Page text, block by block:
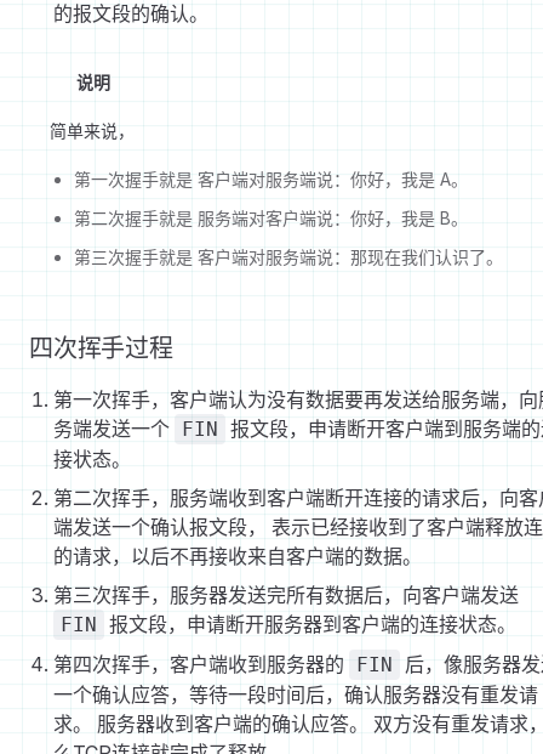
的报文段的确认。
说明
简单来说，
第一次握手就是 客户端对服务端说：你好，我是 A。
第二次握手就是 服务端对客户端说：你好，我是 B。
第三次握手就是 客户端对服务端说：那现在我们认识了。
四次挥手过程
第一次挥手，客户端认为没有数据要再发送给服务端，向
务端发送一个
FIN
报文段，申请断开客户端到服务端
接状态。
第二次挥手，服务端收到客户端断开连接的请求后，向客
端发送一个确认报文段， 表示已经接收到了客户端释放
的请求，以后不再接收来自客户端的数据。
第三次挥手，服务器发送完所有数据后，向客户端发送
FIN
报文段，申请断开服务器到客户端的连接状态。
第四次挥手，客户端收到服务器的
FIN
后，像服务器
一个确认应答，等待一段时间后，确认服务器没有重发请
求。 服务器收到客户端的确认应答。 双方没有重发请求